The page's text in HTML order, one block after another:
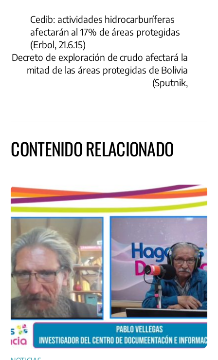
Cedib: actividades hidrocarburíferas
afectarán al 17% de áreas protegidas
(Erbol, 21.6.15)
Decreto de exploración de crudo afectará la
mitad de las áreas protegidas de Bolivia
(Sputnik,
CONTENIDO RELACIONADO